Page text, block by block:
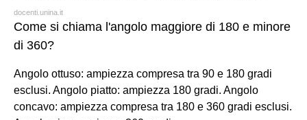
docenti.unina.it
Come si chiama l'angolo maggiore di 180 e minore
di 360?
Angolo ottuso: ampiezza compresa tra 90 e 180 gradi
esclusi. Angolo piatto: ampiezza 180 gradi. Angolo
concavo: ampiezza compresa tra 180 e 360 gradi esclusi.